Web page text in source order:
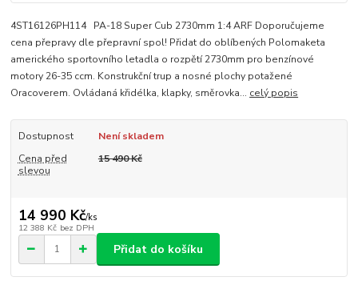
4ST16126PH114 PA-18 Super Cub 2730mm 1:4 ARF Doporučujeme
cena přepravy dle přepravní spol! Přidat do oblíbených Polomaketa
amerického sportovního letadla o rozpětí 2730mm pro benzínové
motory 26-35 ccm. Konstrukční trup a nosné plochy potažené
Oracoverem. Ovládaná křidélka, klapky, směrovka... celý popis
Dostupnost
Není skladem
Cena před
slevou
15 490 Kč
14 990 Kč/ks
12 388 Kč bez DPH
Přidat do košíku